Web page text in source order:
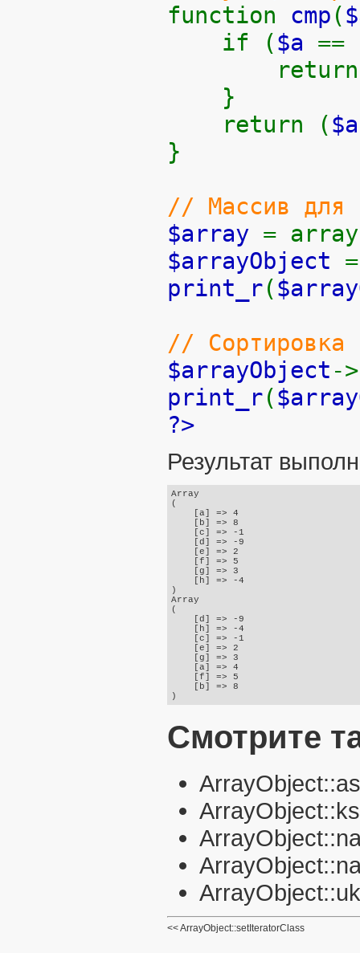
function cmp (
if ($a ==
}
return (
}
// Массив для
$array =
$arrayObject
print_r(
// Сортировка
$arrayObject ->
print_r(
?>
Результат
Array
(
    [a] => 4
    [b] => 8
    [c] => -1
    [d] => -9
    [e] => 2
    [f] => 5
    [g] => 3
    [h] => -4
)
Array
(
    [d] => -9
    [h] => -4
    [c] => -1
    [e] => 2
    [g] => 3
    [a] => 4
    [f] => 5
    [b] => 8
Смотрите
ArrayObject::setIteratorClass